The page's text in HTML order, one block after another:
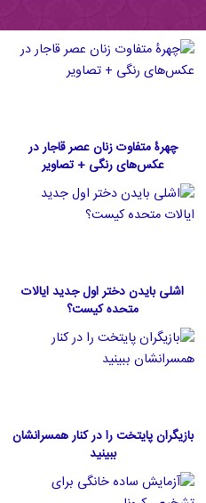
چهرۀ متفاوت زنان عصر قاجار در
عکس‌های رنگی + تصاویر
اشلی بایدن دختر اول جدید ایالات
متحده كيست؟
بازیگران پایتخت را در کنار همسرانشان
ببینید